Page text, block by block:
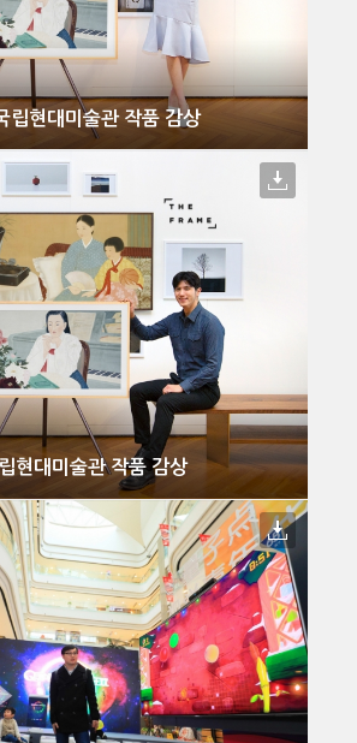
립현대미술관 작품 감상
현대미술관 작품 감상